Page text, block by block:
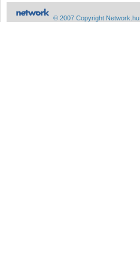
© 2007 Copyright Network.hu